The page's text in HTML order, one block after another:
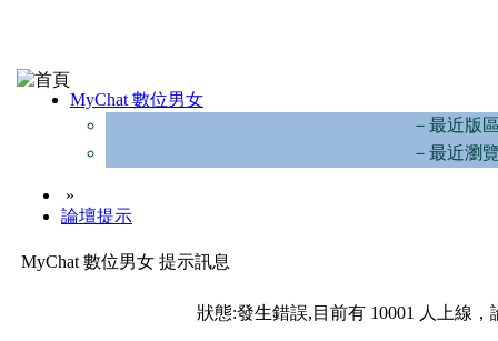
MyChat 數位男女
－最近版
－最近瀏
»
論壇提示
MyChat 數位男女 提示訊息
狀態:發生錯誤,目前有 10001 人上線